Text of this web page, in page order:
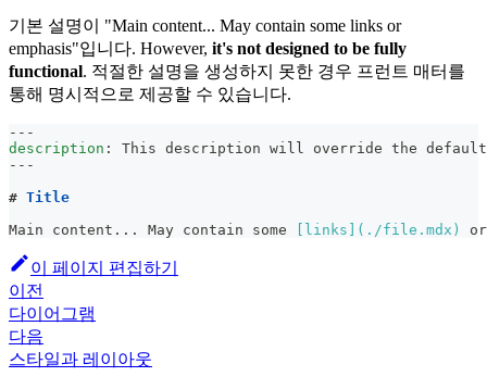
기본 설명이 "Main content... May contain some links or
emphasis"입니다. However, it's not designed to be fully
functional. 적절한 설명을 생성하지 못한 경우 프런트 매터를
통해 명시적으로 제공할 수 있습니다.
---
description :
This description will override the
---
# Title
Main content... May contain some
links ]( ./file.mdx )
이 페이지 편집하기
이전
다이어그램
다음
스타일과 레이아웃